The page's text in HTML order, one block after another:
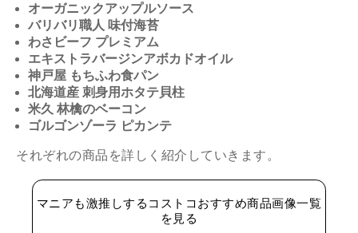
オーガニックアップルソース
バリバリ職人 味付海苔
わさビーフ プレミアム
エキストラバージンアボカドオイル
神戸屋 もちふわ食パン
北海道産 刺身用ホタテ貝柱
米久 林檎のベーコン
ゴルゴンゾーラ ピカンテ
それぞれの商品を詳しく紹介していきます。
マニアも激推しするコストコおすすめ商品画像一覧
を見る